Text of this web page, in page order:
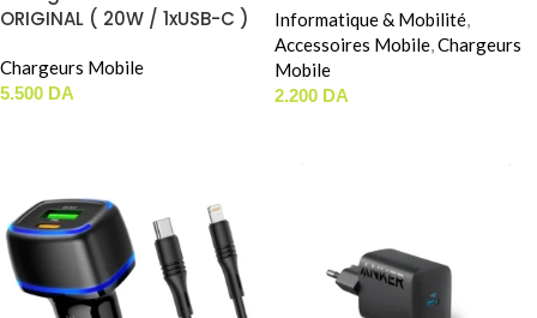
ORIGINAL ( 20W / 1xUSB-C )
Chargeurs Mobile
5.500 DA
Informatique & Mobilité,
Accessoires Mobile,Chargeurs
Mobile
2.200 DA